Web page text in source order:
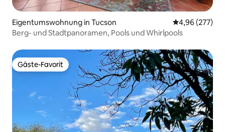
Eigentumswohnung in Tucson
4,96 (277)
Berg- und Stadtpanoramen, Pools und Whirlpools
Gäste-Favorit
Gäste-Favorit